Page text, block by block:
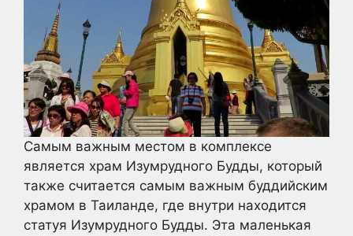
Самым важным местом в комплексе
является храм Изумрудного Будды, который
также считается самым важным буддийским
храмом в Таиланде, где внутри находится
статуя Изумрудного Будды. Эта маленькая